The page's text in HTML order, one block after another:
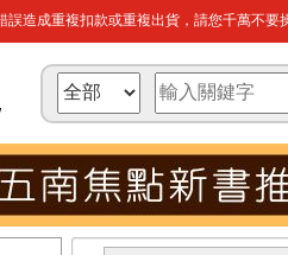
造成重複扣款或重複出貨，請您千萬不要